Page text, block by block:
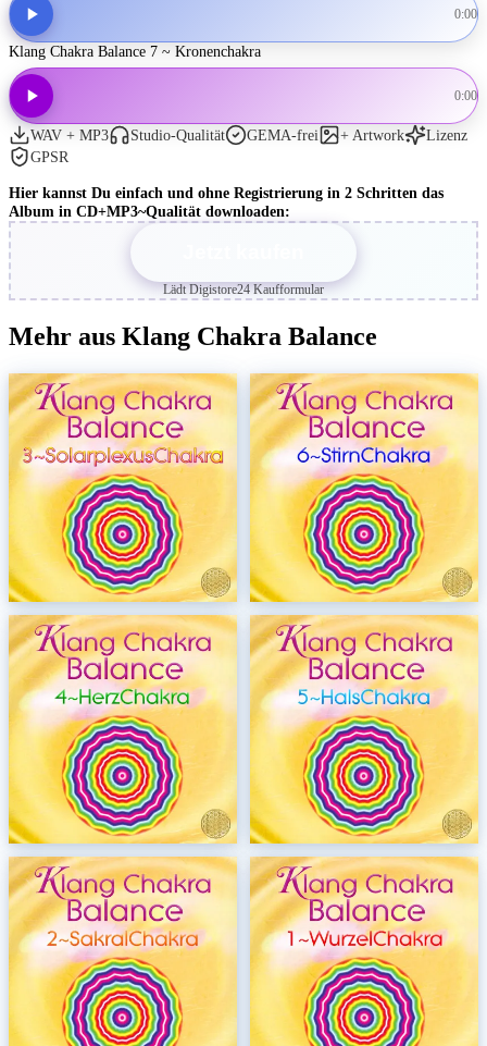
0:00
Klang Chakra Balance 7 ~ Kronenchakra
0:00
WAV + MP3 Studio-Qualität GEMA-frei + Artwork
Lizenz
GPSR
Hier kannst Du einfach und ohne Registrierung in 2 Schritten das
Album in CD+MP3~Qualität downloaden:
Lädt Digistore24 Kaufformular
Mehr aus Klang Chakra Balance